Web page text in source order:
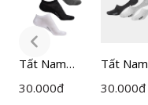
Tất Nam
Bizmen
30.000đ
Tất Nam
Bizmen
30.000đ